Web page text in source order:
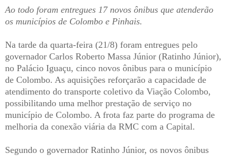
Ao todo foram entregues 17 novos ônibus que atenderão
os municípios de Colombo e Pinhais.
Na tarde da quarta-feira (21/8) foram entregues pelo
governador Carlos Roberto Massa Júnior (Ratinho Júnior),
no Palácio Iguaçu, cinco novos ônibus para o município
de Colombo. As aquisições reforçarão a capacidade de
atendimento do transporte coletivo da Viação Colombo,
possibilitando uma melhor prestação de serviço no
município de Colombo. A frota faz parte do programa de
melhoria da conexão viária da RMC com a Capital.
Segundo o governador Ratinho Júnior, os novos ônibus